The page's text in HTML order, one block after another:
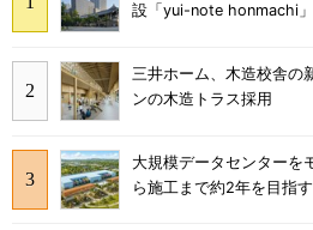
設「yui-note honmachi
三井ホーム、木造校舎
ンの木造トラス採用
大規模データセンター
ら施工まで約2年を目指す